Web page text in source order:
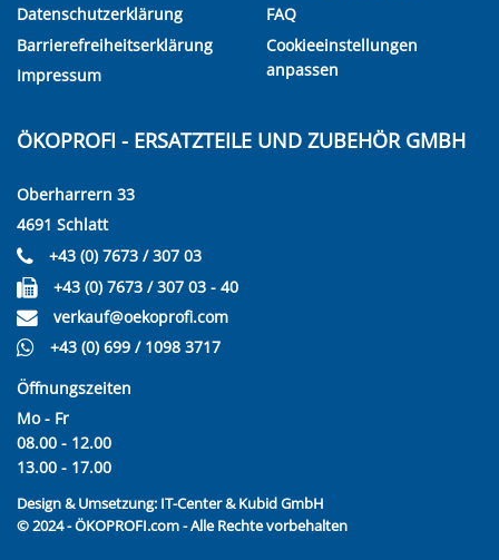
Datenschutzerklärung
Barrierefreiheitserklärung
Impressum
FAQ
Cookieeinstellungen
anpassen
ÖKOPROFI - ERSATZTEILE UND ZUBEHÖR GMBH
Oberharrern 33
4691 Schlatt
+43 (0) 7673 / 307 03
+43 (0) 7673 / 307 03 - 40
verkauf@oekoprofi.com
+43 (0) 699 / 1098 3717
Öffnungszeiten
Mo - Fr
08.00 - 12.00
13.00 - 17.00
Design & Umsetzung: IT-Center & Kubid GmbH
© 2024 - ÖKOPROFI.com - Alle Rechte vorbehalten